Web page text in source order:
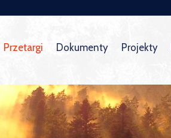
Przetargi Dokumenty Projekty